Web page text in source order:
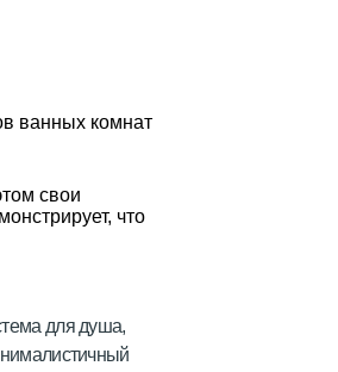
ванных комнат
свои
что
для душа,